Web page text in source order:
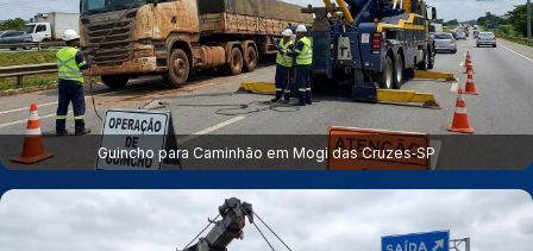
Guincho para Caminhão em Mogi das Cruzes‑SP